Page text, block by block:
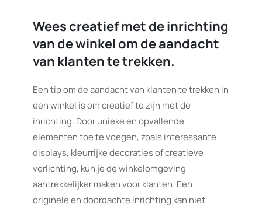
Wees creatief met de inrichting
van de winkel om de aandacht
van klanten te trekken.
Een tip om de aandacht van klanten te trekken in
een winkel is om creatief te zijn met de
inrichting. Door unieke en opvallende
elementen toe te voegen, zoals interessante
displays, kleurrijke decoraties of creatieve
verlichting, kun je de winkelomgeving
aantrekkelijker maken voor klanten. Een
originele en doordachte inrichting kan niet